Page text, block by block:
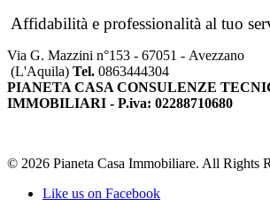
Affidabilità e professionalità al tuo
Via G. Mazzini n°153 - 67051 - Avezzano
(L'Aquila) Tel. 0863444304
PIANETA CASA CONSULENZE
IMMOBILIARI - P.iva: 02288710680
© 2026 Pianeta Casa Immobiliare. All Rights
Like us on Facebook